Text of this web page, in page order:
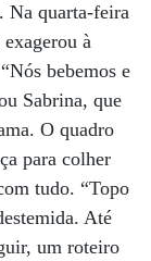
Na quarta-feira
à
bebemos e
Sabrina, que
O quadro
para colher
tudo. “Topo
Até
um roteiro